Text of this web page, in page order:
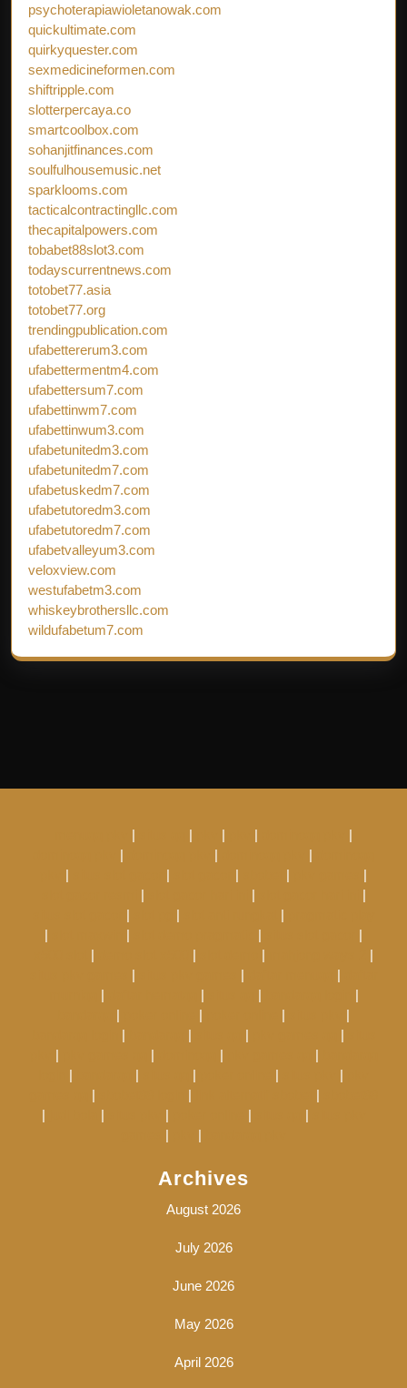
psychoterapiawioletanowak.com
quickultimate.com
quirkyquester.com
sexmedicineformen.com
shiftripple.com
slotterpercaya.co
smartcoolbox.com
sohanjitfinances.com
soulfulhousemusic.net
sparklooms.com
tacticalcontractingllc.com
thecapitalpowers.com
tobabet88slot3.com
todayscurrentnews.com
totobet77.asia
totobet77.org
trendingpublication.com
ufabettererum3.com
ufabettermentm4.com
ufabettersum7.com
ufabettinwm7.com
ufabettinwum3.com
ufabetunitedm3.com
ufabetunitedm7.com
ufabetuskedm7.com
ufabetutoredm3.com
ufabetutoredm7.com
ufabetvalleyum3.com
veloxview.com
westufabetm3.com
whiskeybrothersllc.com
wildufabetum7.com
| | | |
|
| | |
| | | |
|
| |
|
| | |
|
| |
|
| | |
|
| | |
| | |
|
| | |
|
| | | |
| | | |
| | | | |
| | |
|
| | | |
| |
Archives
August 2026
July 2026
June 2026
May 2026
April 2026